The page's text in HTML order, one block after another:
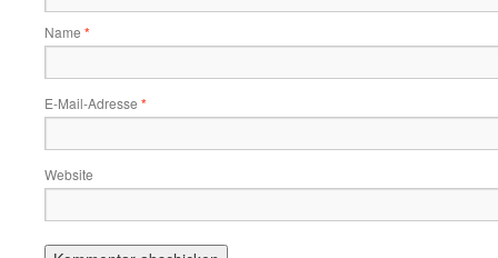
Name *
E-Mail-Adresse *
Website